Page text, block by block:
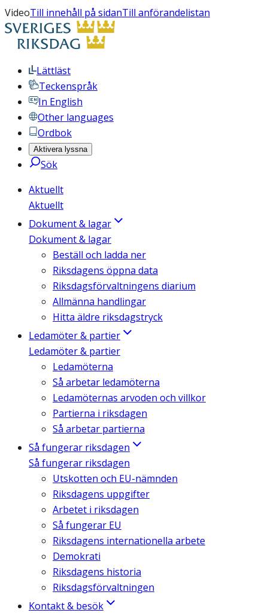
VideoTill innehåll på sidanTill anförandelistan
Lättläst
Teckenspråk
In English
Other languages
Ordbok
Aktivera lyssna
Sök
Aktuellt
Aktuellt
Dokument & lagar
Dokument & lagar
Beställ och ladda ner
Riksdagens öppna data
Riksdagsförvaltningens diarium
Allmänna handlingar
Hitta äldre riksdagstryck
Ledamöter & partier
Ledamöter & partier
Ledamöterna
Så arbetar ledamöterna
Ledamöternas arvoden och villkor
Partierna i riksdagen
Så arbetar partierna
Så fungerar riksdagen
Så fungerar riksdagen
Utskotten och EU-nämnden
Riksdagens uppgifter
Arbetet i riksdagen
Så fungerar EU
Riksdagens internationella arbete
Demokrati
Riksdagens historia
Riksdagsförvaltningen
Kontakt & besök